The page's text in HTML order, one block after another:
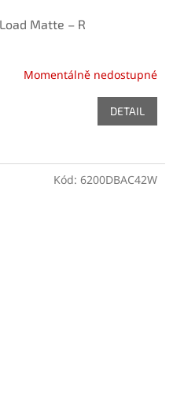
Matte – R
Momentálně nedostupné
DETAIL
Kód: 6200DBAC42W